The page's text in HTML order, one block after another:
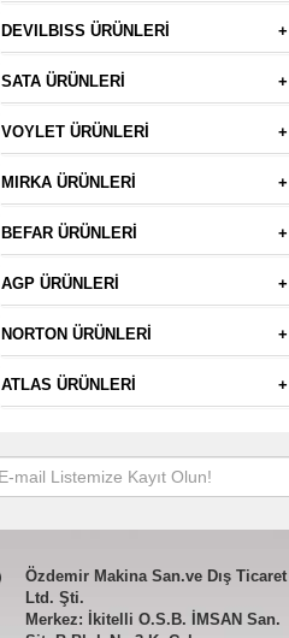
+
DEVILBISS ÜRÜNLERİ
+
SATA ÜRÜNLERİ
+
VOYLET ÜRÜNLERİ
+
MIRKA ÜRÜNLERİ
+
BEFAR ÜRÜNLERİ
+
AGP ÜRÜNLERİ
+
NORTON ÜRÜNLERİ
+
ATLAS ÜRÜNLERİ
Özdemir Makina San.ve Dış Ticaret
Ltd. Şti.
Merkez: İkitelli O.S.B. İMSAN San.